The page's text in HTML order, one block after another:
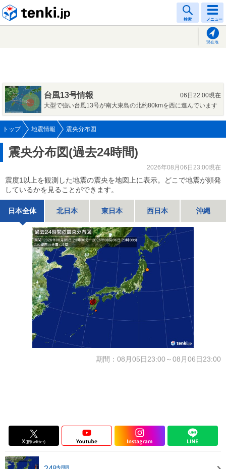
検索 メニュー
現在地
台風13号情報
06日22:00現在
大型で強い台風13号が南大東島の北約80kmを西に進んでいます
トップ 地震情報 震央分布図
震央分布図(過去24時間)
2026年08月06日23:00現在
震度1以上を観測した地震の震央を地図上に表示。どこで地震が頻発
しているかを見ることができます。
日本全体 北日本 東日本 西日本 沖縄
期間：08月05日23:00～08月06日23:00